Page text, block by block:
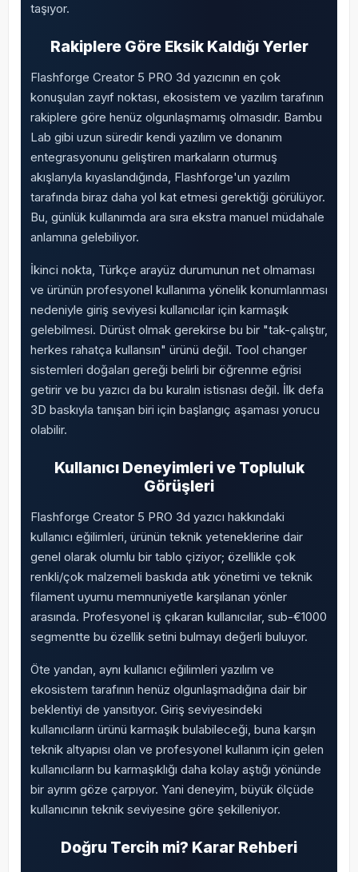
taşıyor.
Rakiplere Göre Eksik Kaldığı Yerler
Flashforge Creator 5 PRO 3d yazıcının en çok
konuşulan zayıf noktası, ekosistem ve yazılım tarafının
rakiplere göre henüz olgunlaşmamış olmasıdır. Bambu
Lab gibi uzun süredir kendi yazılım ve donanım
entegrasyonunu geliştiren markaların oturmuş
akışlarıyla kıyaslandığında, Flashforge'un yazılım
tarafında biraz daha yol kat etmesi gerektiği görülüyor.
Bu, günlük kullanımda ara sıra ekstra manuel müdahale
anlamına gelebiliyor.
İkinci nokta, Türkçe arayüz durumunun net olmaması
ve ürünün profesyonel kullanıma yönelik konumlanması
nedeniyle giriş seviyesi kullanıcılar için karmaşık
gelebilmesi. Dürüst olmak gerekirse bu bir "tak-çalıştır,
herkes rahatça kullansın" ürünü değil. Tool changer
sistemleri doğaları gereği belirli bir öğrenme eğrisi
getirir ve bu yazıcı da bu kuralın istisnası değil. İlk defa
3D baskıyla tanışan biri için başlangıç aşaması yorucu
olabilir.
Kullanıcı Deneyimleri ve Topluluk
Görüşleri
Flashforge Creator 5 PRO 3d yazıcı hakkındaki
kullanıcı eğilimleri, ürünün teknik yeteneklerine dair
genel olarak olumlu bir tablo çiziyor; özellikle çok
renkli/çok malzemeli baskıda atık yönetimi ve teknik
filament uyumu memnuniyetle karşılanan yönler
arasında. Profesyonel iş çıkaran kullanıcılar, sub-€1000
segmentte bu özellik setini bulmayı değerli buluyor.
Öte yandan, aynı kullanıcı eğilimleri yazılım ve
ekosistem tarafının henüz olgunlaşmadığına dair bir
beklentiyi de yansıtıyor. Giriş seviyesindeki
kullanıcıların ürünü karmaşık bulabileceği, buna karşın
teknik altyapısı olan ve profesyonel kullanım için gelen
kullanıcıların bu karmaşıklığı daha kolay aştığı yönünde
bir ayrım göze çarpıyor. Yani deneyim, büyük ölçüde
kullanıcının teknik seviyesine göre şekilleniyor.
Doğru Tercih mi? Karar Rehberi